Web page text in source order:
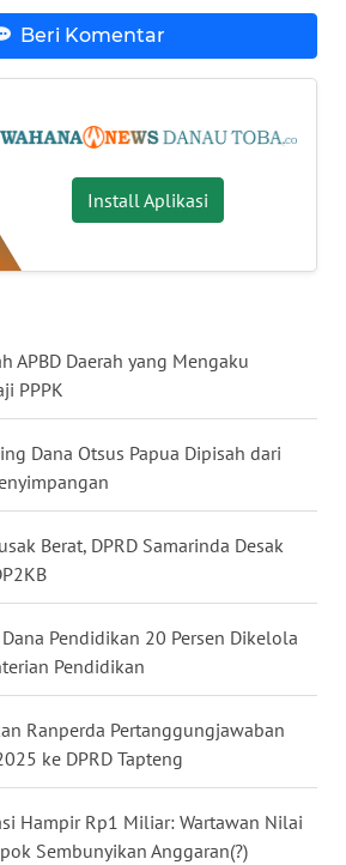
Beri Komentar
Install Aplikasi
APBD Daerah yang Mengaku
PPPK
Dana Otsus Papua Dipisah dari
Berat, DPRD Samarinda Desak
Pendidikan 20 Persen Dikelola
Pendidikan
Ranperda Pertanggungjawaban
ke DPRD Tapteng
Hampir Rp1 Miliar: Wartawan Nilai
Sembunyikan Anggaran(?)